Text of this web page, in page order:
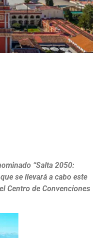
“Salta 2050:
se llevará a cabo este
Centro de Convenciones